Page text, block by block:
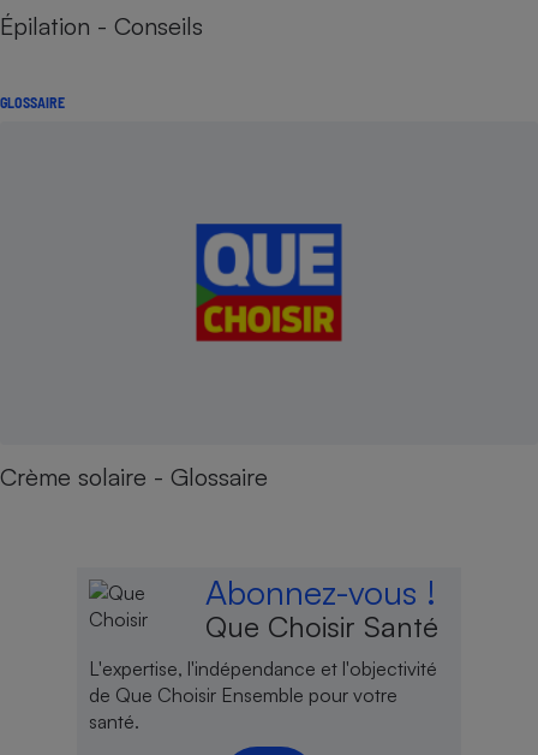
Épilation - Conseils
GLOSSAIRE
Crème solaire - Glossaire
Abonnez-vous !
Que Choisir Santé
L'expertise, l'indépendance et l'objectivité
de Que Choisir Ensemble pour votre
santé.